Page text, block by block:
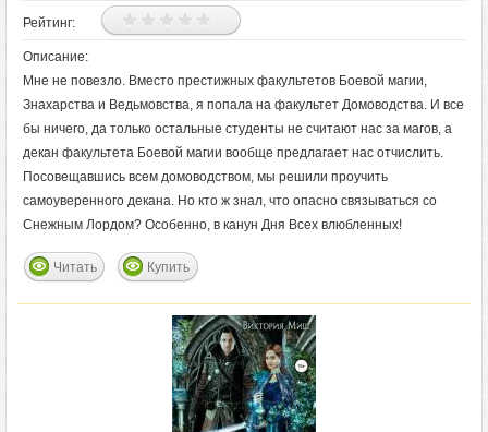
Рейтинг:
Описание:
Мне не повезло. Вместо престижных факультетов Боевой магии,
Знахарства и Ведьмовства, я попала на факультет Домоводства. И все
бы ничего, да только остальные студенты не считают нас за магов, а
декан факультета Боевой магии вообще предлагает нас отчислить.
Посовещавшись всем домоводством, мы решили проучить
самоуверенного декана. Но кто ж знал, что опасно связываться со
Снежным Лордом? Особенно, в канун Дня Всех влюбленных!
Читать Купить